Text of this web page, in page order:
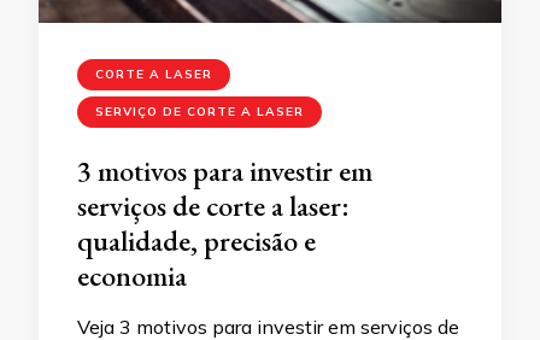
CORTE A LASER
SERVIÇO DE CORTE A LASER
3 motivos para investir em
serviços de corte a laser:
qualidade, precisão e
economia
Veja 3 motivos para investir em serviços de